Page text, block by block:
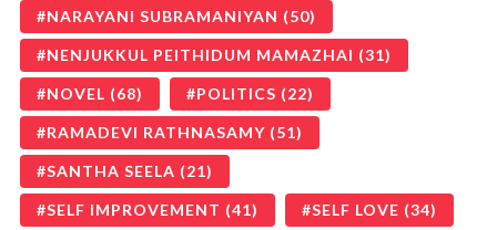
NARAYANI SUBRAMANIYAN (50)
NENJUKKUL PEITHIDUM MAMAZHAI (31)
NOVEL (68) POLITICS (22)
RAMADEVI RATHNASAMY (51)
SANTHA SEELA (21)
SELF IMPROVEMENT (41) SELF LOVE (34)